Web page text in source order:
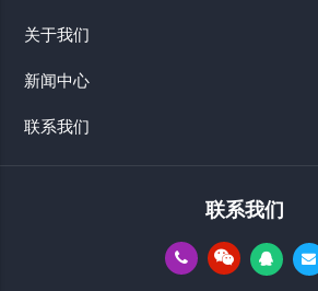
关于我们
新闻中心
联系我们
联系我们